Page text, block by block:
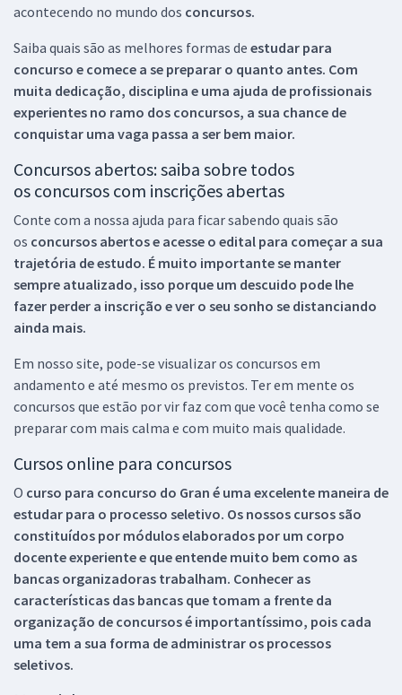
acontecendo no mundo dos concursos.
Saiba quais são as melhores formas de estudar para
concurso e comece a se preparar o quanto antes. Com
muita dedicação, disciplina e uma ajuda de profissionais
experientes no ramo dos concursos, a sua chance de
conquistar uma vaga passa a ser bem maior.
Concursos abertos: saiba sobre todos
os concursos com inscrições abertas
Conte com a nossa ajuda para ficar sabendo quais são
os concursos abertos e acesse o edital para começar a sua
trajetória de estudo. É muito importante se manter
sempre atualizado, isso porque um descuido pode lhe
fazer perder a inscrição e ver o seu sonho se distanciando
ainda mais.
Em nosso site, pode-se visualizar os concursos em
andamento e até mesmo os previstos. Ter em mente os
concursos que estão por vir faz com que você tenha como se
preparar com mais calma e com muito mais qualidade.
Cursos online para concursos
O curso para concurso do Gran é uma excelente maneira de
estudar para o processo seletivo. Os nossos cursos são
constituídos por módulos elaborados por um corpo
docente experiente e que entende muito bem como as
bancas organizadoras trabalham. Conhecer as
características das bancas que tomam a frente da
organização de concursos é importantíssimo, pois cada
uma tem a sua forma de administrar os processos
seletivos.